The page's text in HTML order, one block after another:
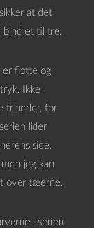
at det
bind et til tre.
er flotte og
Ikke
friheder, for
lider
side.
jeg kan
over tæerne.
i serien.